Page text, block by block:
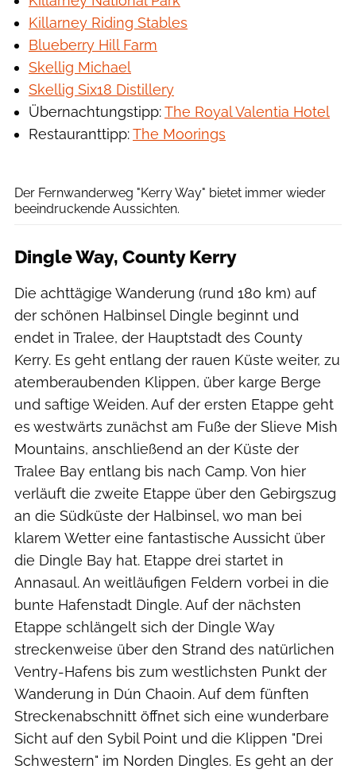
Killarney Riding Stables
Blueberry Hill Farm
Skellig Michael
Skellig Six18 Distillery
Übernachtungstipp:The Royal Valentia Hotel
Restauranttipp:The Moorings
Der Fernwanderweg "Kerry Way" bietet immer wieder
beeindruckende Aussichten.
Dingle Way, County Kerry
Die achttägige Wanderung (rund 180 km) auf
der schönen Halbinsel Dingle beginnt und
endet in Tralee, der Hauptstadt des County
Kerry. Es geht entlang der rauen Küste weiter, zu
atemberaubenden Klippen, über karge Berge
und saftige Weiden. Auf der ersten Etappe geht
es westwärts zunächst am Fuße der Slieve Mish
Mountains, anschließend an der Küste der
Tralee Bay entlang bis nach Camp. Von hier
verläuft die zweite Etappe über den Gebirgszug
an die Südküste der Halbinsel, wo man bei
klarem Wetter eine fantastische Aussicht über
die Dingle Bay hat. Etappe drei startet in
Annasaul. An weitläufigen Feldern vorbei in die
bunte Hafenstadt Dingle. Auf der nächsten
Etappe schlängelt sich der Dingle Way
streckenweise über den Strand des natürlichen
Ventry-Hafens bis zum westlichsten Punkt der
Wanderung in Dún Chaoin. Auf dem fünften
Streckenabschnitt öffnet sich eine wunderbare
Sicht auf den Sybil Point und die Klippen "Drei
Schwestern" im Norden Dingles. Es geht an der